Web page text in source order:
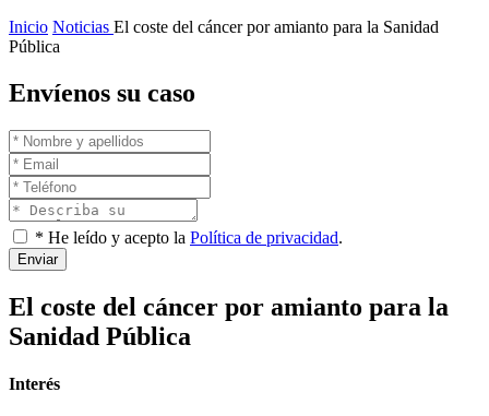
Inicio Noticias El coste del cáncer por amianto para la Sanidad
Pública
Envíenos su caso
* He leído y acepto la Política de privacidad.
Enviar
El coste del cáncer por amianto para la
Sanidad Pública
Interés